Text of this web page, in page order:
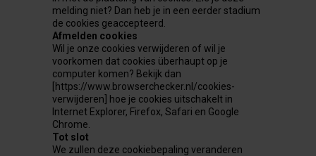
melding niet? Dan heb je in een eerder stadium
de cookies geaccepteerd.
Afmelden cookies
Wil je onze cookies verwijderen of wil je
voorkomen dat cookies überhaupt op je
computer komen? Bekijk dan
[https://www.browserchecker.nl/cookies-
verwijderen] hoe je cookies uitschakelt in
Internet Explorer, Firefox, Safari en Google
Chrome.
Tot slot
We zullen deze cookiebepaling veranderen